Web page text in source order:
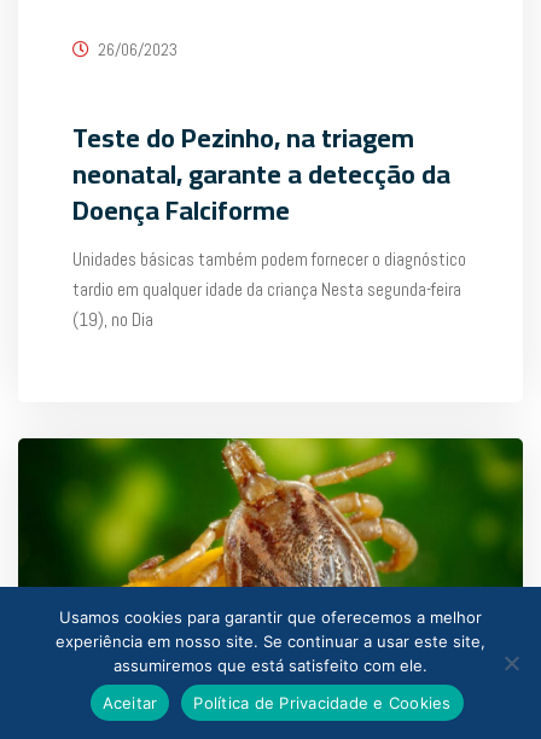
26/06/2023
Teste do Pezinho, na triagem
neonatal, garante a detecção da
Doença Falciforme
Unidades básicas também podem fornecer o diagnóstico
tardio em qualquer idade da criança Nesta segunda-feira
(19), no Dia
Usamos cookies para garantir que oferecemos a melhor
experiência em nosso site. Se continuar a usar este site,
assumiremos que está satisfeito com ele.
Aceitar
Política de Privacidade e Cookies